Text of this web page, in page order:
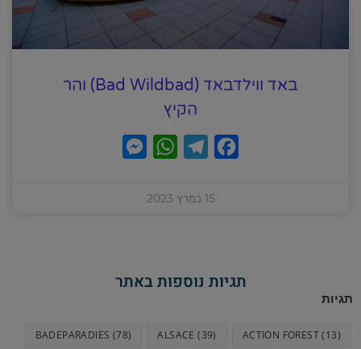
באד ווילדבאד (Bad Wildbad) והר
הקיץ
c
o
l
a
W
a
p
g
r
15 במרץ 2023
תגיות נוספות באתר
תגיות
ACTION FOREST(13)
ALSACE (39)
BADEPARADIES (78)